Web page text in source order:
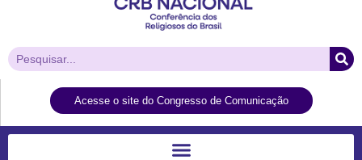
Acesse o site do Congresso de Comunicação